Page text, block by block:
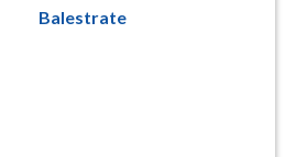
Balestrate